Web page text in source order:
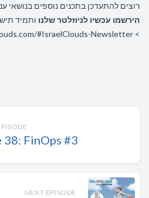
רוצים להתעדכן בתכנים נוספים בנושאי
הירשמו עכשיו לניוזלטר שלנו ותמיד
>
#IsraelClouds-Newsletter
38: FinOps #3
NEXT EPISODE